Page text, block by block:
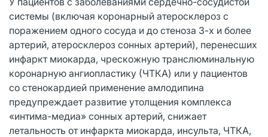
системы (включая коронарный атеросклероз с
поражением одного сосуда и до стеноза 3-х и более
артерий, атеросклероз сонных артерий), перенесших
инфаркт миокарда, чрескожную транслюминальную
коронарную ангиопластику (ЧТКА) или у пациентов
со стенокардией применение амлодипина
предупреждает развитие утолщения комплекса
«интима-медиа» сонных артерий, снижает
летальность от инфаркта миокарда, инсульта, ЧТКА,